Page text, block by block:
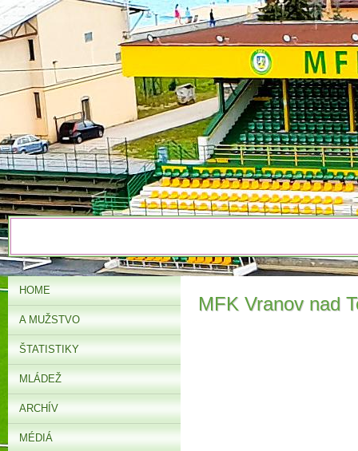
MFK Vranov nad
HOME
A MUŽSTVO
ŠTATISTIKY
MLÁDEŽ
ARCHÍV
MÉDIÁ